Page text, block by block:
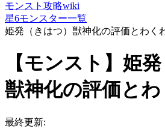
モンスト攻略wiki
星6モンスター一覧
姫発（きはつ）獣神化の評価とわく
【モンスト】姫
獣神化の評価と
最終更新: